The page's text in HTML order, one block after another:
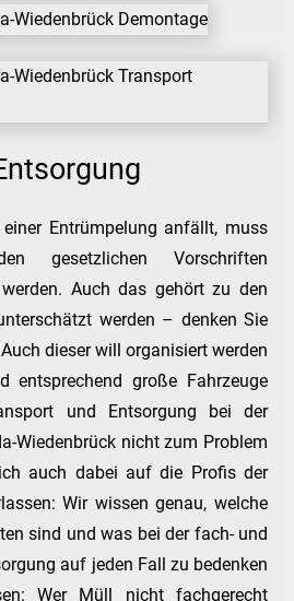
Entrümpelung anfällt, muss
gesetzlichen Vorschriften
Auch das gehört zu den
werden – denken Sie
dieser will organisiert werden
entsprechend große Fahrzeuge
und Entsorgung bei der
Wiedenbrück nicht zum Problem
auch dabei auf die Profis der
Wir wissen genau, welche
sind und was bei der fach- und
auf jeden Fall zu bedenken
Wer Müll nicht fachgerecht